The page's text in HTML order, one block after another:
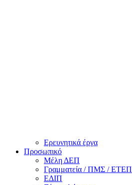
Ερευνητικά έργα
Προσωπικό
Μέλη ΔΕΠ
Γραμματεία / ΠΜΣ / ΕΤΕΠ
ΕΔΙΠ